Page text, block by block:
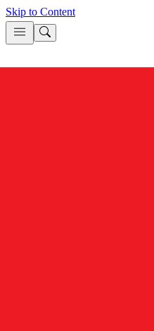
Skip to Content